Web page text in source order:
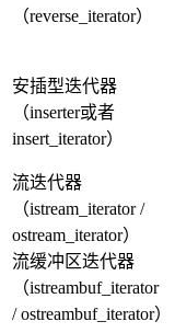
（reverse_iterator）
安插型迭代器
（inserter或者
insert_iterator）
流迭代器
（istream_iterator /
ostream_iterator）
流缓冲区迭代器
（istreambuf_iterator
/ ostreambuf_iterator）